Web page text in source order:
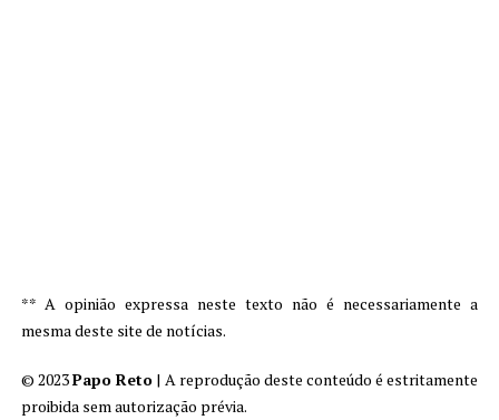
** A opinião expressa neste texto não é necessariamente a
mesma deste site de notícias.
© 2023Papo Reto | A reprodução deste conteúdo é estritamente
proibida sem autorização prévia.